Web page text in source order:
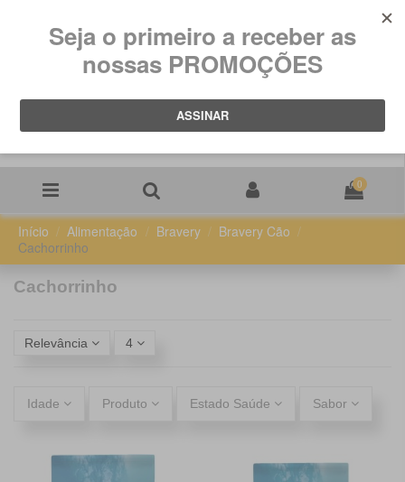
0
Início Alimentação Bravery
Bravery Cão
Cachorrinho
Cachorrinho
Relevância 4
Idade Produto Estado Saúde Sabor